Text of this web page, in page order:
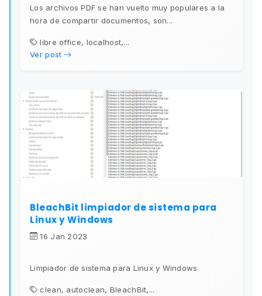
Los archivos PDF se han vuelto muy populares a la
hora de compartir documentos, son...
libre office, localhost,...
Ver post
BleachBit limpiador de sistema para
Linux y Windows
16 Jan 2023
Limpiador de sistema para Linux y Windows
clean, autoclean, BleachBit,...